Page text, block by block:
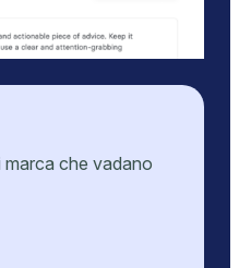
che vadano